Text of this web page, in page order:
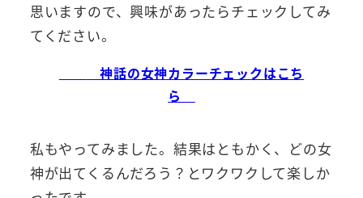
思いますので、興味があったらチェックしてみ
てください。
神話の女神カラーチェックはこち
ら
私もやってみました。結果はともかく、どの女
神が出てくるんだろう？とワクワクして楽しか